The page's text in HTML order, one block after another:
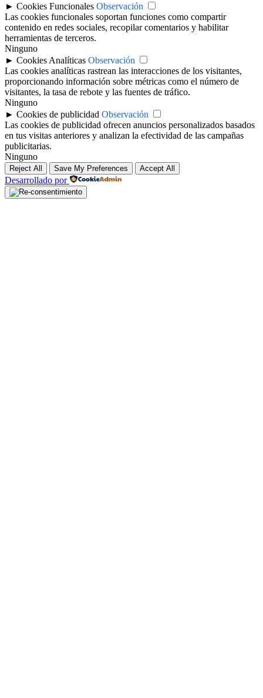
► Cookies Funcionales Observación
Las cookies funcionales soportan funciones como compartir
contenido en redes sociales, recopilar comentarios y habilitar
herramientas de terceros.
Ninguno
► Cookies Analíticas Observación
Las cookies analíticas rastrean las interacciones de los visitantes,
proporcionando información sobre métricas como el número de
visitantes, la tasa de rebote y las fuentes de tráfico.
Ninguno
► Cookies de publicidad Observación
Las cookies de publicidad ofrecen anuncios personalizados basados
en tus visitas anteriores y analizan la efectividad de las campañas
publicitarias.
Ninguno
Reject All Save My Preferences Accept All
Desarrollado por